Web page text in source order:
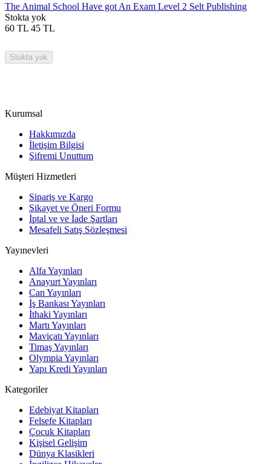
The Animal School Have got An Exam Level 2 Selt Publishing
Stokta yok
60 TL 45 TL
Stokta yok
Kurumsal
Hakkımızda
İletişim Bilgisi
Şifremi Unuttum
Müşteri Hizmetleri
Sipariş ve Kargo
Şikayet ve Öneri Formu
İptal ve ve İade Şartları
Mesafeli Satış Sözleşmesi
Yayınevleri
Alfa Yayınları
Anayurt Yayınları
Can Yayınları
İş Bankası Yayınları
İthaki Yayınları
Martı Yayınları
Maviçatı Yayınları
Timaş Yayınları
Olympia Yayınları
Yapı Kredi Yayınları
Kategoriler
Edebiyat Kitapları
Felsefe Kitapları
Çocuk Kitapları
Kişisel Gelişim
Dünya Klasikleri